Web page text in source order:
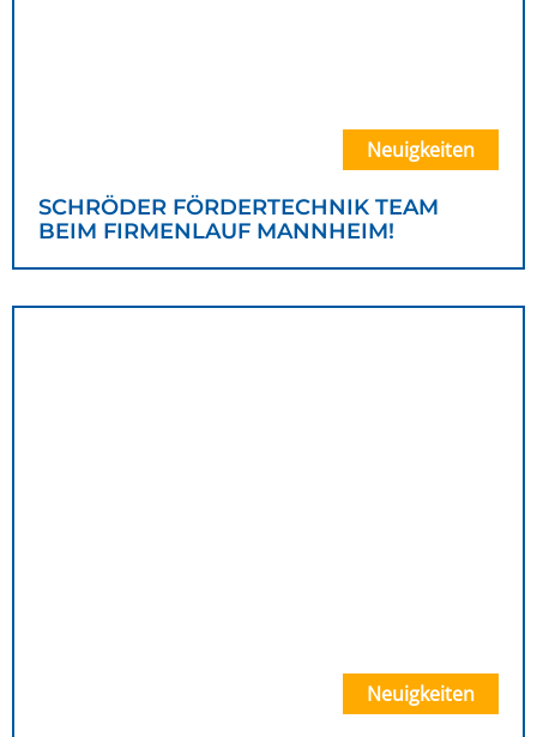
SCHRÖDER FÖRDERTECHNIK TEAM
BEIM FIRMENLAUF MANNHEIM!
Neuigkeiten
Neuigkeiten